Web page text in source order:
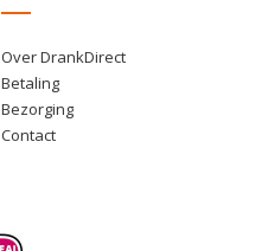
Over DrankDirect
Betaling
Bezorging
Contact